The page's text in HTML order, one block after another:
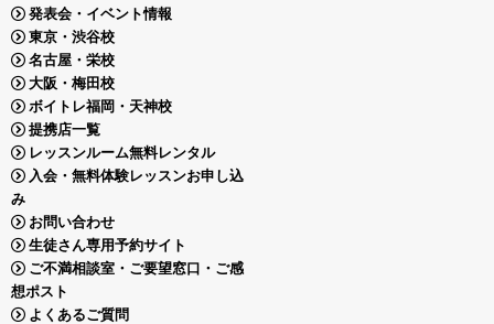
発表会・イベント情報
東京・渋谷校
名古屋・栄校
大阪・梅田校
ボイトレ福岡・天神校
提携店一覧
レッスンルーム無料レンタル
入会・無料体験レッスンお申し込
み
お問い合わせ
生徒さん専用予約サイト
ご不満相談室・ご要望窓口・ご感
想ポスト
よくあるご質問